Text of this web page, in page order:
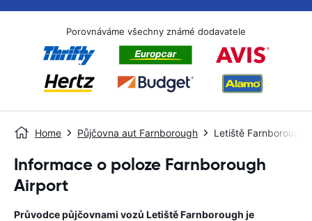
Porovnáváme všechny známé dodavatele
Home Půjčovna aut Farnborough Letiště Farnborough
Informace o poloze Farnborough
Airport
Průvodce půjčovnami vozů Letiště Farnborough je